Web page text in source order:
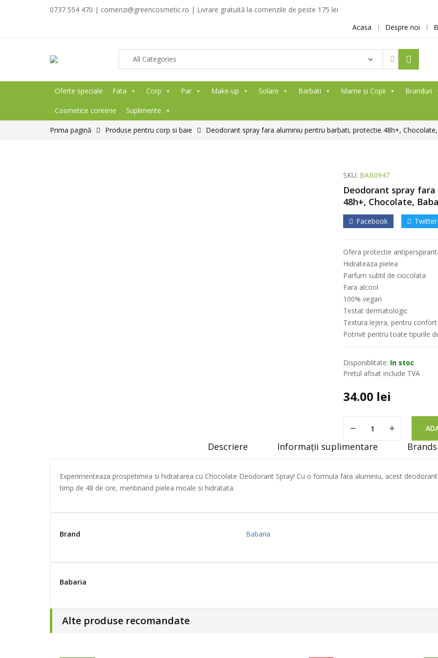
0737 554 470 | comenzi@greencosmetic.ro | Livrare gratuită la comenzile de peste 175 lei
Acasa
Despre noi
Oferte speciale Fata Corp Par Make-up Solare Barbati Mame și Copii Branduri
Cosmetice coreene Suplimente
Prima pagină Produse pentru corp si baie Deodorant spray fara aluminiu pentru barbati, protectie 48h+,
SKU: BAB0947
Deodorant spray
48h+, Chocolate,
Facebook Twitter
Ofera protectie
Hidrateaza pielea
Parfum subtil de ciocolata
Fara alcool
100% vegan
Testat dermatologic
Textura lejera, pentru
Potrivit pentru toate tipurile
Disponiblitate: In stoc
Pretul afisat include TVA
34.00 lei
Descriere Informații suplimentare
Experimenteaza prospetimea si hidratarea cu Chocolate Deodorant Spray! Cu o formula fara aluminiu, acest
timp de 48 de ore, mentinand pielea moale si hidratata.
Brand Babaria
Babaria
Alte produse recomandate